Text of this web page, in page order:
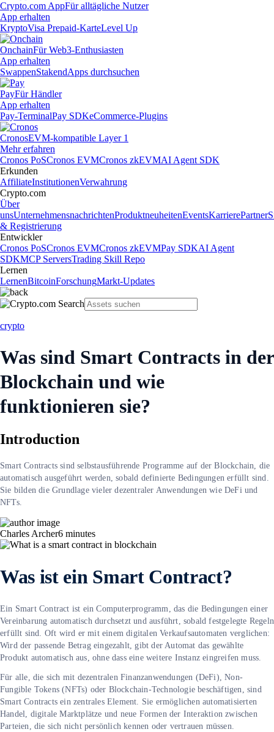
Crypto.com AppFür alltägliche Nutzer
App erhalten
KryptoVisa Prepaid-KarteLevel Up
OnchainFür Web3-Enthusiasten
App erhalten
SwappenStakendApps durchsuchen
PayFür Händler
App erhalten
Pay-TerminalPay SDKeCommerce-Plugins
CronosEVM-kompatible Layer 1
Mehr erfahren
Cronos PoSCronos EVMCronos zkEVMAI Agent SDK
Erkunden
AffiliateInstitutionenVerwahrung
Crypto.com
Über
unsUnternehmensnachrichtenProduktneuheitenEventsKarrierePartner
& Registrierung
Entwickler
Cronos PoSCronos EVMCronos zkEVMPay SDKAI Agent
SDKMCP ServersTrading Skill Repo
Lernen
LernenBitcoinForschungMarkt-Updates
crypto
Was sind Smart Contracts in der
Blockchain und wie
funktionieren sie?
Introduction
Smart Contracts sind selbstausführende Programme auf der Blockchain, die
automatisch ausgeführt werden, sobald definierte Bedingungen erfüllt sind.
Sie bilden die Grundlage vieler dezentraler Anwendungen wie DeFi und
NFTs.
Charles Archer6 minutes
Was ist ein Smart Contract?
Ein Smart Contract ist ein Computerprogramm, das die Bedingungen einer
Vereinbarung automatisch durchsetzt und ausführt, sobald festgelegte Regeln
erfüllt sind. Oft wird er mit einem digitalen Verkaufsautomaten verglichen:
Wird der passende Betrag eingezahlt, gibt der Automat das gewählte
Produkt automatisch aus, ohne dass eine weitere Instanz eingreifen muss.
Für alle, die sich mit dezentralen Finanzanwendungen (DeFi), Non-
Fungible Tokens (NFTs) oder Blockchain-Technologie beschäftigen, sind
Smart Contracts ein zentrales Element. Sie ermöglichen automatisierten
Handel, digitale Marktplätze und neue Formen der Interaktion zwischen
Parteien, die sich nicht persönlich kennen oder vertrauen müssen.